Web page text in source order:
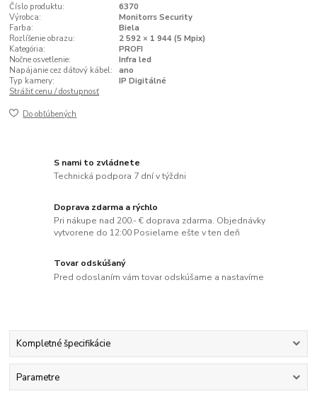
Číslo produktu:
6370
Výrobca:
Monitorrs Security
Farba:
Biela
Rozlíšenie obrazu:
2 592 × 1 944 (5 Mpix)
Kategória:
PROFI
Nočne osvetlenie:
Infra led
Napájanie cez dátový kábel:
ano
Typ kamery:
IP Digitálné
Strážiť cenu / dostupnosť
Do obľúbených
S nami to zvládnete
Technická podpora 7 dní v týždni
Doprava zdarma a rýchlo
Pri nákupe nad 200.- € doprava zdarma. Objednávky
vytvorene do 12:00 Posielame ešte v ten deň
Tovar odskúšaný
Pred odoslaním vám tovar odskúšame a nastavíme
Kompletné špecifikácie
Parametre